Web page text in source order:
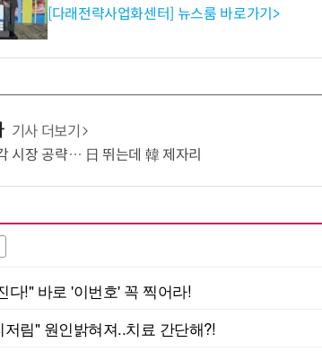
[다래전략사업화센터] 뉴스룸 바로가기>
기사 더보기
시장 공략… 日 뛰는데 韓 제자리